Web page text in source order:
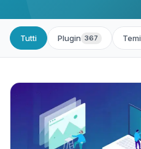
Tutti Plugin 367 Temi